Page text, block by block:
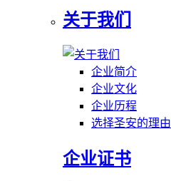
关于我们
企业简介
企业文化
企业历程
选择圣安的理由
企业证书